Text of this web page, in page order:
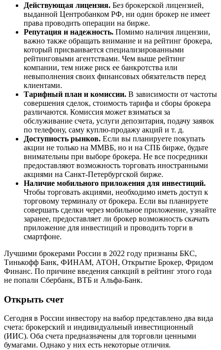
Действующая лицензия. Без брокерской лицензией,
выданной Центробанком РФ, ни один брокер не имеет
права проводить операции на бирже.
Репутация и надежность. Помимо наличия лицензии,
важно также обращать внимание и на рейтинг брокера,
который присваивается специализированными
рейтинговыми агентствами. Чем выше рейтинг
компании, тем ниже риск ее банкротства или
невыполнения своих финансовых обязательств перед
клиентами.
Тарифный план и комиссии. В зависимости от частоты
совершения сделок, стоимость тарифа и сборы брокера
различаются. Комиссия может взиматься за
обслуживание счета, услуги депозитария, подачу заявок
по телефону, саму куплю-продажу акций и т. д.
Доступность рынков. Если вы планируете покупать
акции не только на ММВБ, но и на СПБ бирже, будьте
внимательны при выборе брокера. Не все посредники
предоставляют возможность торговать иностранными
акциями на Санкт-Петербургской бирже.
Наличие мобильного приложения для инвестиций.
Чтобы торговать акциями, необходимо иметь доступ к
торговому терминалу от брокера. Если вы планируете
совершать сделки через мобильное приложение, узнайте
заранее, предоставляет ли брокер возможность скачать
приложение для инвестиций и проводить торги в
смартфоне.
Лучшими брокерами России в 2022 году признаны БКС,
Тинькофф Банк, ФИНАМ, АТОН, Открытие Брокер, Фридом
Финанс. По причине введения санкций в рейтинг этого года
не попали Сбербанк, ВТБ и Альфа-Банк.
Открыть счет
Сегодня в России инвестору на выбор представлено два вида
счета: брокерский и индивидуальный инвестиционный
(ИИС). Оба счета предназначены для торговли ценными
бумагами. Однако у них есть некоторые отличия.